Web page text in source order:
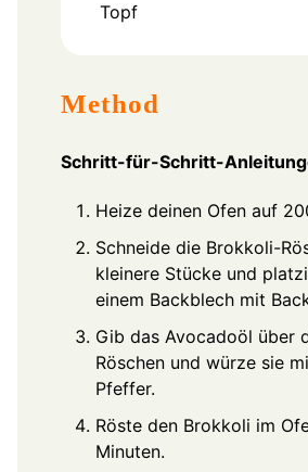
Topf
Method
Schritt-für-Schritt-
Heize deinen Ofen auf
Schneide die Brokkoli-
kleinere Stücke und
einem Backblech mit
Gib das Avocadoöl über
Röschen und würze sie
Pfeffer.
Röste den Brokkoli im
Minuten.